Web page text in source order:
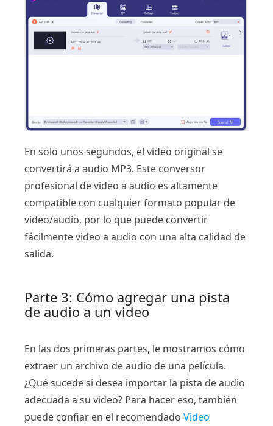
En solo unos segundos, el video original se
convertirá a audio MP3. Este conversor
profesional de video a audio es altamente
compatible con cualquier formato popular de
video/audio, por lo que puede convertir
fácilmente video a audio con una alta calidad de
salida.
Parte 3: Cómo agregar una pista
de audio a un video
En las dos primeras partes, le mostramos cómo
extraer un archivo de audio de una película.
¿Qué sucede si desea importar la pista de audio
adecuada a su video? Para hacer eso, también
puede confiar en el recomendado Video